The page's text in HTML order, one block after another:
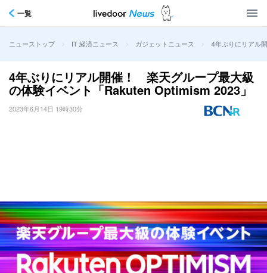
一覧
ニューストップ > IT 経済ニュース > ガジェットニュース > 4年ぶりにリアル
4年ぶりにリアル開催！ 楽天グループ最大級
の体験イベント「Rakuten Optimism 2023」
2023年6月14日 19時30分